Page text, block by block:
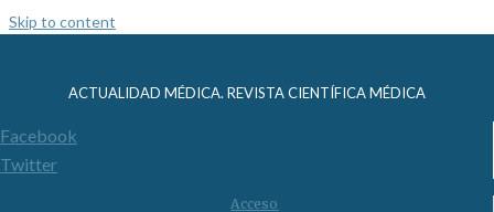
Skip to content
ACTUALIDAD MÉDICA. REVISTA CIENTÍFICA MÉDICA
Facebook
Twitter
Acceso